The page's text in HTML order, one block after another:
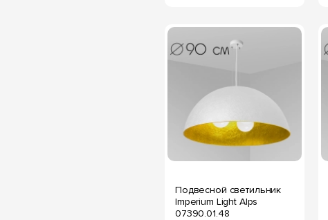
Подвесной светильник
Imperium Light Alps
07390.01.48